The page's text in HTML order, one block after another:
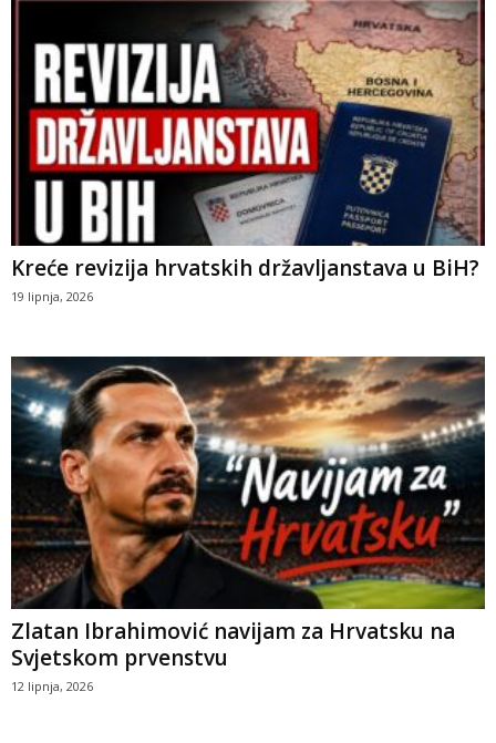
Kreće revizija hrvatskih državljanstava u BiH?
19 lipnja, 2026
Zlatan Ibrahimović navijam za Hrvatsku na
Svjetskom prvenstvu
12 lipnja, 2026